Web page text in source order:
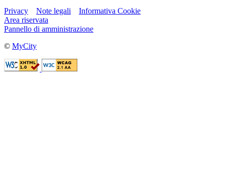
Privacy Note legali
Informativa Cookie
Area riservata
Pannello di amministrazione
© MyCity